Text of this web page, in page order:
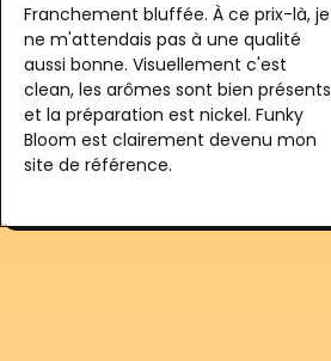
Franchement bluffée. À ce prix-là, je
ne m'attendais pas à une qualité
aussi bonne. Visuellement c'est
clean, les arômes sont bien présents
et la préparation est nickel. Funky
Bloom est clairement devenu mon
site de référence.